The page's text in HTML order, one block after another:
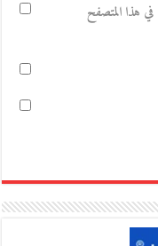
في هذا المتصفح